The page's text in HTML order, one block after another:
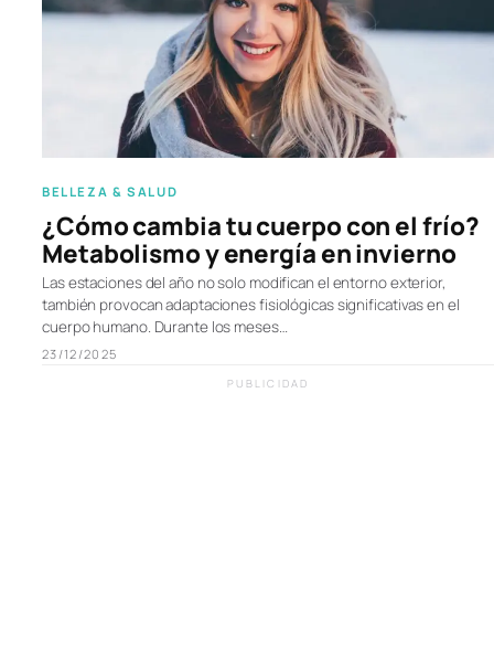
BELLEZA & SALUD
¿Cómo cambia tu cuerpo con el frío?
Metabolismo y energía en invierno
Las estaciones del año no solo modifican el entorno exterior,
también provocan adaptaciones fisiológicas significativas en el
cuerpo humano. Durante los meses…
23/12/2025
PUBLICIDAD